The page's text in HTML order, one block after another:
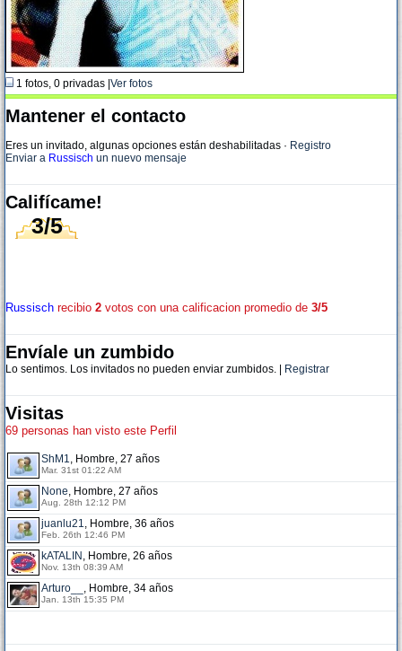
1 fotos, 0 privadas | Ver fotos
Mantener el contacto
Eres un invitado, algunas opciones están deshabilitadas · Registro
Enviar a Russisch un nuevo mensaje
Califícame!
3/5
Russisch recibio 2 votos con una calificacion promedio de 3/5
Envíale un zumbido
Lo sentimos. Los invitados no pueden enviar zumbidos. | Registrar
Visitas
69 personas han visto este Perfil
ShM1, Hombre, 27 años
Mar. 31st 01:22 AM
None, Hombre, 27 años
Aug. 28th 12:12 PM
juanlu21, Hombre, 36 años
Feb. 26th 12:46 PM
kATALIN , Hombre, 26 años
Nov. 13th 08:39 AM
Arturo__ , Hombre, 34 años
Jan. 13th 15:35 PM